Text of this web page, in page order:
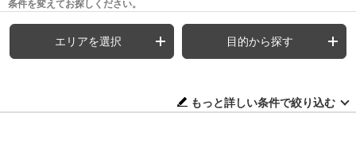
条件を変えてお探しください。
エリアを選択 目的から探す
もっと詳しい条件で絞り込む